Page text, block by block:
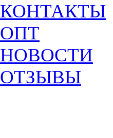
КОНТАКТЫ
ОПТ
НОВОСТИ
ОТЗЫВЫ